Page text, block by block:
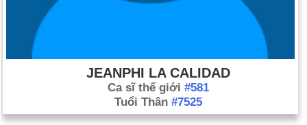
JEANPHI LA CALIDAD
Ca sĩ thế giới #581
Tuổi Thân #7525